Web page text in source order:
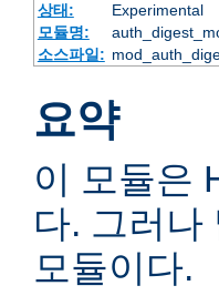
상태:
Experimental
모듈명:
소스파일:
요약
이 모듈은
다. 그러나
모듈이다.